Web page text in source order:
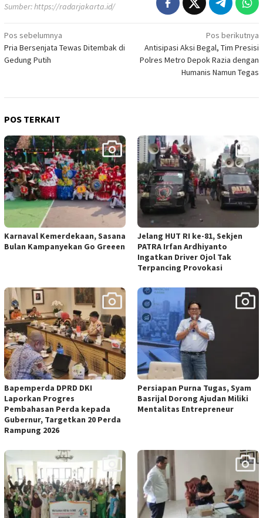
Sumber:https://radarjakarta.id/
Navigasi
pos
Pos sebelumnya
Pria Bersenjata Tewas Ditembak di
Gedung Putih
Pos berikutnya
Antisipasi Aksi Begal, Tim Presisi
Polres Metro Depok Razia dengan
Humanis Namun Tegas
POS TERKAIT
Karnaval Kemerdekaan, Sasana
Bulan Kampanyekan Go Greeen
Jelang HUT RI ke-81, Sekjen
PATRA Irfan Ardhiyanto
Ingatkan Driver Ojol Tak
Terpancing Provokasi
Bapemperda DPRD DKI
Laporkan Progres
Pembahasan Perda kepada
Gubernur, Targetkan 20 Perda
Rampung 2026
Persiapan Purna Tugas, Syam
Basrijal Dorong Ajudan Miliki
Mentalitas Entrepreneur